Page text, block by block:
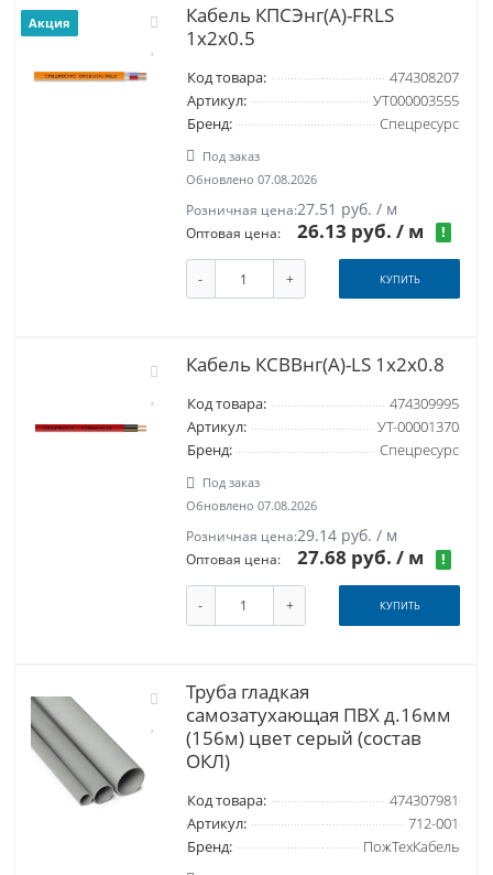
Акция
Кабель КПСЭнг(A)-FRLS
1x2x0.5
Код товара:
474308207
Артикул:
УТ000003555
Бренд:
Спецресурс
Под заказ
Обновлено 07.08.2026
Розничная цена:27.51 руб. / м
Оптовая цена: 26.13 руб./ м !
- + КУПИТЬ
Кабель КСВВнг(A)-LS 1x2x0.8
Код товара:
474309995
Артикул:
УТ-00001370
Бренд:
Спецресурс
Под заказ
Обновлено 07.08.2026
Розничная цена:29.14 руб. / м
Оптовая цена: 27.68 руб./ м !
- + КУПИТЬ
Труба гладкая
самозатухающая ПВХ д.16мм
(156м) цвет серый (состав
ОКЛ)
Код товара:
474307981
Артикул:
712-001
Бренд:
ПожТехКабель